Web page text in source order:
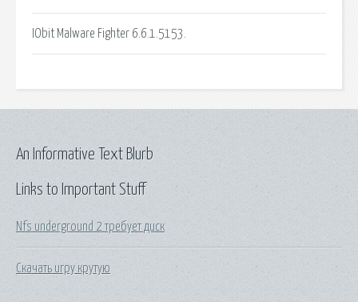
IObit Malware Fighter 6.6.1.5153.
Links to Important Stuff
Nfs underground 2 требует диск
Скачать игру крутую
An Informative Text Blurb